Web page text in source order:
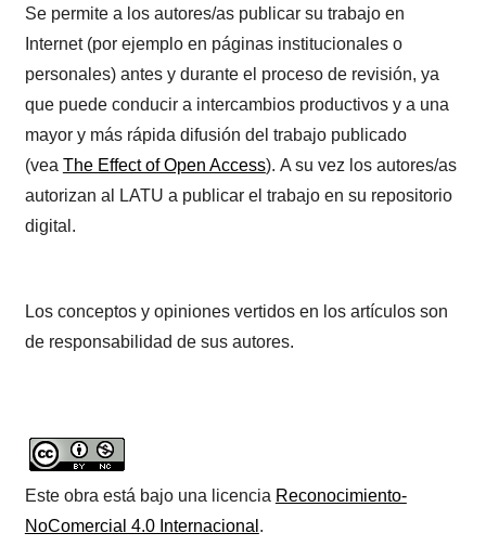
Se permite a los autores/as publicar su trabajo en
Internet (por ejemplo en páginas institucionales o
personales) antes y durante el proceso de revisión, ya
que puede conducir a intercambios productivos y a una
mayor y más rápida difusión del trabajo publicado
(vea The Effect of Open Access). A su vez los autores/as
autorizan al LATU a publicar el trabajo en su repositorio
digital.
Los conceptos y opiniones vertidos en los artículos son
de responsabilidad de sus autores.
Este obra está bajo una licencia Reconocimiento-
NoComercial 4.0 Internacional .